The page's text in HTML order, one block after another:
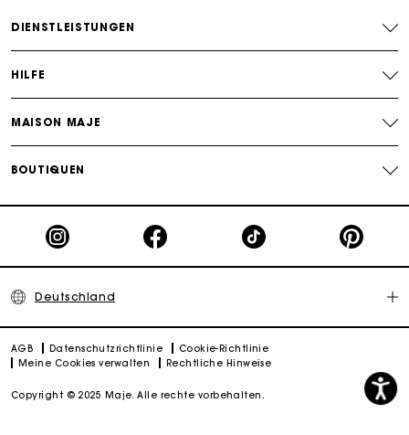
DIENSTLEISTUNGEN
HILFE
MAISON MAJE
BOUTIQUEN
Deutschland
AGB Datenschutzrichtlinie
Cookie-Richtlinie
Meine Cookies verwalten
Rechtliche Hinweise
Copyright © 2025 Maje. Alle rechte vorbehalten.